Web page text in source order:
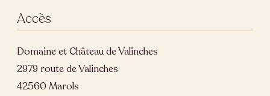
Accès
Domaine et Château de Valinches
2979 route de Valinches
42560 Marols